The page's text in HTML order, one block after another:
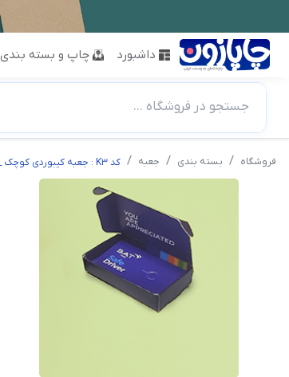
داشبورد چاپ و بسته بندی
جستجو در فروشگاه ...
فروشگاه بسته بندی جعبه کد K3 : جعبه کیبوردی کوچک _ 50 عدد